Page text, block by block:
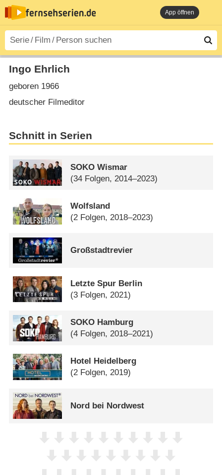
App öffnen
Ingo Ehrlich
geboren 1966
deutscher Filmeditor
Schnitt in Serien
SOKO Wismar
(34 Folgen, 2014–2023)
Wolfsland
(2 Folgen, 2018–2023)
Großstadtrevier
Letzte Spur Berlin
(3 Folgen, 2021)
SOKO Hamburg
(4 Folgen, 2018–2021)
Hotel Heidelberg
(2 Folgen, 2019)
Nord bei Nordwest